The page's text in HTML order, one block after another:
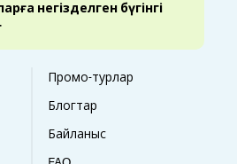
негізделген бүгінгі
Промо-турлар
Блогтар
Байланыс